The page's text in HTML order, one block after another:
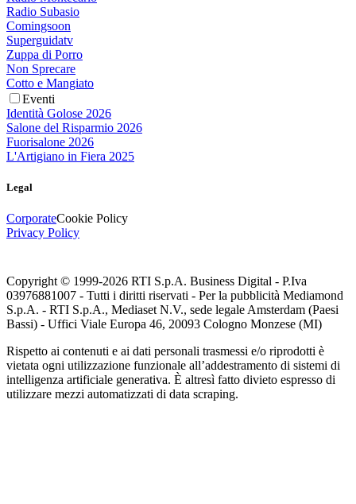
Radio Subasio
Comingsoon
Superguidatv
Zuppa di Porro
Non Sprecare
Cotto e Mangiato
Eventi
Identità Golose 2026
Salone del Risparmio 2026
Fuorisalone 2026
L'Artigiano in Fiera 2025
Legal
CorporateCookie Policy
Privacy Policy
Copyright © 1999-2026 RTI S.p.A. Business Digital - P.Iva
03976881007 - Tutti i diritti riservati - Per la pubblicità Mediamond
S.p.A. - RTI S.p.A., Mediaset N.V., sede legale Amsterdam (Paesi
Bassi) - Uffici Viale Europa 46, 20093 Cologno Monzese (MI)
Rispetto ai contenuti e ai dati personali trasmessi e/o riprodotti è
vietata ogni utilizzazione funzionale all’addestramento di sistemi di
intelligenza artificiale generativa. È altresì fatto divieto espresso di
utilizzare mezzi automatizzati di data scraping.